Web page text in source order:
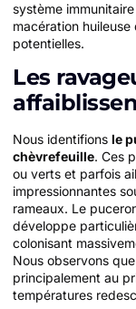
système
macération
potentielles.
Les
Nous identifions le
chèvrefeuille. Ces
ou verts et parfois
impressionnantes
rameaux. Le
développe
colonisant
Nous observons
principalement au
températures